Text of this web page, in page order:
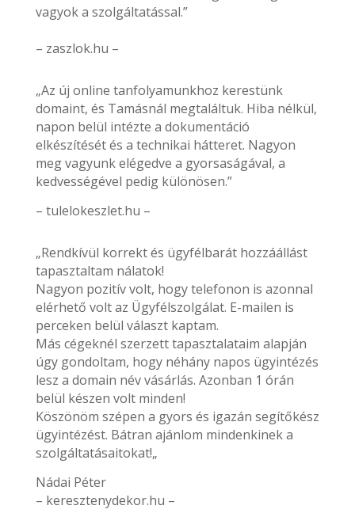
vagyok a szolgáltatással.”
– zaszlok.hu –
„Az új online tanfolyamunkhoz kerestünk
domaint, és Tamásnál megtaláltuk. Hiba nélkül,
napon belül intézte a dokumentáció
elkészítését és a technikai hátteret. Nagyon
meg vagyunk elégedve a gyorsaságával, a
kedvességével pedig különösen.”
– tulelokeszlet.hu –
„Rendkívül korrekt és ügyfélbarát hozzáállást
tapasztaltam nálatok!
Nagyon pozitív volt, hogy telefonon is azonnal
elérhető volt az Ügyfélszolgálat. E-mailen is
perceken belül választ kaptam.
Más cégeknél szerzett tapasztalataim alapján
úgy gondoltam, hogy néhány napos ügyintézés
lesz a domain név vásárlás. Azonban 1 órán
belül készen volt minden!
Köszönöm szépen a gyors és igazán segítőkész
ügyintézést. Bátran ajánlom mindenkinek a
szolgáltatásaitokat!„
Nádai Péter
– keresztenydekor.hu –